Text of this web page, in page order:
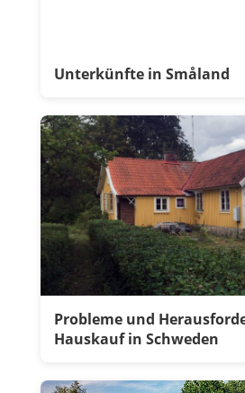
Unterkünfte in Småland
Probleme und
Hauskauf in Schweden